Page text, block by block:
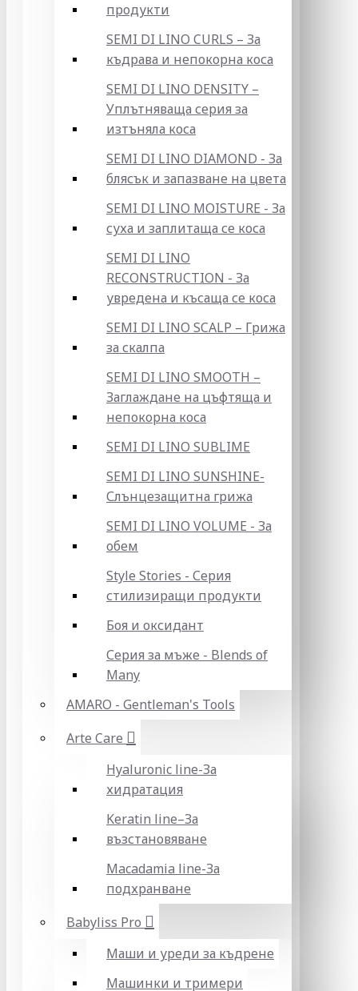
продукти
SEMI DI LINO CURLS – За
къдрава и непокорна коса
SEMI DI LINO DENSITY –
Уплътняваща серия за
изтъняла коса
SEMI DI LINO DIAMOND - За
блясък и запазване на цвета
SEMI DI LINO MOISTURE - За
суха и заплитаща се коса
SEMI DI LINO
RECONSTRUCTION - За
увредена и късаща се коса
SEMI DI LINO SCALP – Грижа
за скалпа
SEMI DI LINO SMOOTH –
Заглаждане на цъфтяща и
непокорна коса
SEMI DI LINO SUBLIME
SEMI DI LINO SUNSHINE-
Слънцезащитна грижа
SEMI DI LINO VOLUME - За
обем
Style Stories - Серия
стилизиращи продукти
Боя и оксидант
Серия за мъже - Blends of
Many
AMARO - Gentleman's Tools
Arte Care
Hyaluronic line-За
хидратация
Keratin line–За
възстановяване
Macadamia line-За
подхранване
Babyliss Pro
Маши и уреди за къдрене
Машинки и тримери